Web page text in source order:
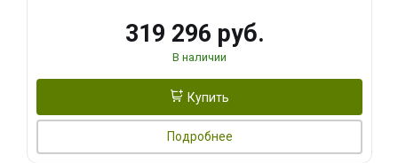
319 296 руб.
В наличии
Купить
Подробнее